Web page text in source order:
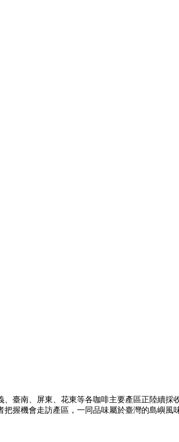
臺南、屏東、花東等各咖啡主要產區正陸續
握機會走訪產區，一同品味屬於臺灣的島嶼風味